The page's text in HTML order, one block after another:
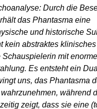
Durch die
das Phantasma eine
und historische
kein abstraktes
mit
Es entsteht ein
uns, das Phantasma
während
zeigt, dass sie eine